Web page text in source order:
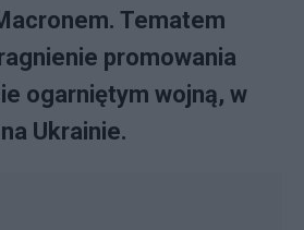
Tematem
promowania
ogarniętym wojną, w
Ukrainie.